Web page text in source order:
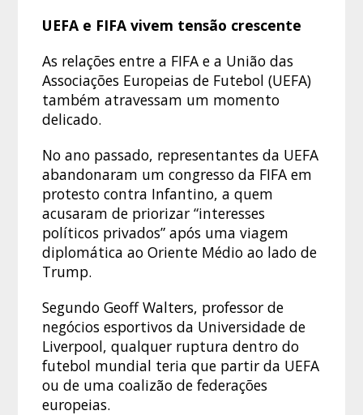
UEFA e FIFA vivem tensão crescente
As relações entre a FIFA e a União das
Associações Europeias de Futebol (UEFA)
também atravessam um momento
delicado.
No ano passado, representantes da UEFA
abandonaram um congresso da FIFA em
protesto contra Infantino, a quem
acusaram de priorizar “interesses
políticos privados” após uma viagem
diplomática ao Oriente Médio ao lado de
Trump.
Segundo Geoff Walters, professor de
negócios esportivos da Universidade de
Liverpool, qualquer ruptura dentro do
futebol mundial teria que partir da UEFA
ou de uma coalizão de federações
europeias.